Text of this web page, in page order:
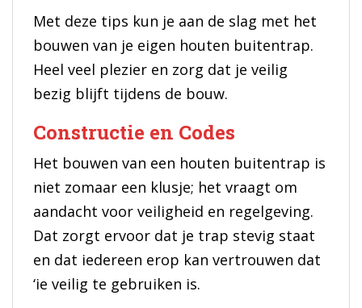
Met deze tips kun je aan de slag met het
bouwen van je eigen houten buitentrap.
Heel veel plezier en zorg dat je veilig
bezig blijft tijdens de bouw.
Constructie en Codes
Het bouwen van een houten buitentrap is
niet zomaar een klusje; het vraagt om
aandacht voor veiligheid en regelgeving.
Dat zorgt ervoor dat je trap stevig staat
en dat iedereen erop kan vertrouwen dat
‘ie veilig te gebruiken is.